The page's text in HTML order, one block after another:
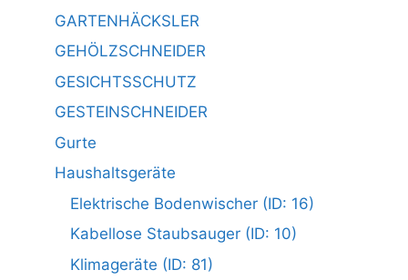
GARTENHÄCKSLER
GEHÖLZSCHNEIDER
GESICHTSSCHUTZ
GESTEINSCHNEIDER
Gurte
Haushaltsgeräte
Elektrische Bodenwischer (ID: 16)
Kabellose Staubsauger (ID: 10)
Klimageräte (ID: 81)